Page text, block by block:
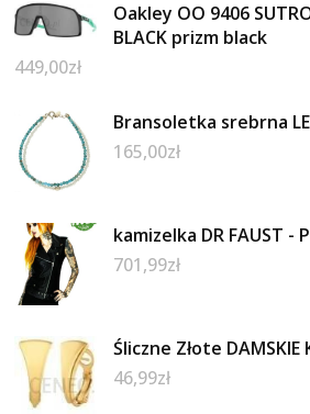
Oakley OO 9406
BLACK prizm black
449,00zł
Bransoletka srebrna
165,00zł
kamizelka DR FAUST -
701,99zł
Śliczne Złote DAMSKIE
46,99zł